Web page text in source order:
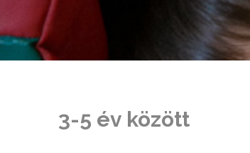
3-5 év között